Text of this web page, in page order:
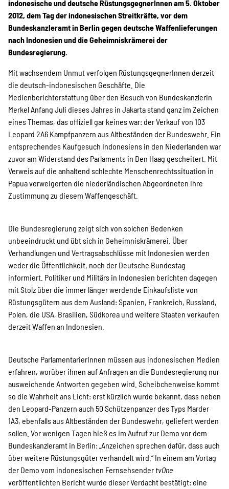
Werde Mitglied
Newsletter abonnieren
SPENDEN
Über uns
Kontakt
english
Indonesian
Suche
indonesische und deutsche RüstungsgegnerInnen am 5. Oktober
2012, dem Tag der indonesischen Streitkräfte, vor dem
Bundeskanzleramt in Berlin gegen deutsche Waffenlieferungen
nach Indonesien und die Geheimniskrämerei der
Bundesregierung.
Mit wachsendem Unmut verfolgen RüstungsgegnerInnen derzeit
die deutsch-indonesischen Geschäfte. Die
Medienberichterstattung über den Besuch von Bundeskanzlerin
Merkel Anfang Juli dieses Jahres in Jakarta stand ganz im Zeichen
eines Themas, das offiziell gar keines war: der Verkauf von 103
Leopard 2A6 Kampfpanzern aus Altbeständen der Bundeswehr. Ein
entsprechendes Kaufgesuch Indonesiens in den Niederlanden war
zuvor am Widerstand des Parlaments in Den Haag gescheitert. Mit
Verweis auf die anhaltend schlechte Menschenrechtssituation in
Papua verweigerten die niederländischen Abgeordneten ihre
Zustimmung zu diesem Waffengeschäft.
Die Bundesregierung zeigt sich von solchen Bedenken
unbeeindruckt und übt sich in Geheimniskrämerei. Über
Verhandlungen und Vertragsabschlüsse mit Indonesien werden
weder die Öffentlichkeit, noch der Deutsche Bundestag
informiert. Politiker und Militärs in Indonesien berichten dagegen
mit Stolz über die immer länger werdende Einkaufsliste von
Rüstungsgütern aus dem Ausland: Spanien, Frankreich, Russland,
Polen, die USA, Brasilien, Südkorea und weitere Staaten verkaufen
derzeit Waffen an Indonesien.
Deutsche ParlamentarierInnen müssen aus indonesischen Medien
erfahren, worüber ihnen auf Anfragen an die Bundesregierung nur
ausweichende Antworten gegeben wird. Scheibchenweise kommt
so die Wahrheit ans Licht: erst kürzlich wurde bekannt, dass neben
den Leopard-Panzern auch 50 Schützenpanzer des Typs Marder
1A3, ebenfalls aus Altbeständen der Bundeswehr, geliefert werden
sollen. Vor wenigen Tagen hieß es im Aufruf zur Demo vor dem
Bundeskanzleramt in Berlin: „Anzeichen sprechen dafür, dass auch
über weitere Rüstungsgüter verhandelt wird.“ In einem am Vortag
der Demo vom indonesischen Fernsehsender tvOne
veröffentlichten Bericht wurde dieser Verdacht bestätigt: eine